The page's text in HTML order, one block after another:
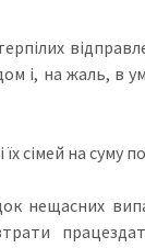
і, на жаль, в
сімей на суму
нещасних